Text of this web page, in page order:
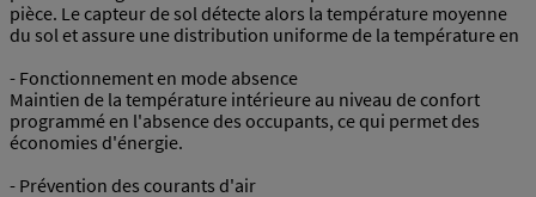
pièce. Le capteur de sol détecte alors la température moyenne
du sol et assure une distribution uniforme de la température en
- Fonctionnement en mode absence
Maintien de la température intérieure au niveau de confort
programmé en l'absence des occupants, ce qui permet des
économies d'énergie.
- Prévention des courants d'air